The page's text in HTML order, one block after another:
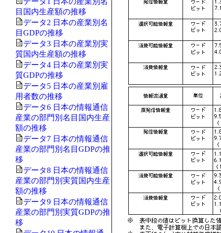
目国内生産額の推移
データ2 日本の産業別名
目GDPの推移
データ3 日本の産業別実
質国内生産額の推移
データ4 日本の産業別実
質GDPの推移
データ5 日本の産業別雇
用者数の推移
データ6 日本の情報通信
産業の部門別名目国内生産
額の推移
データ7 日本の情報通信
産業の部門別名目GDPの推
移
データ8 日本の情報通信
産業の部門別実質国内生産
額の推移
データ9 日本の情報通信
産業の部門別実質GDPの推
移